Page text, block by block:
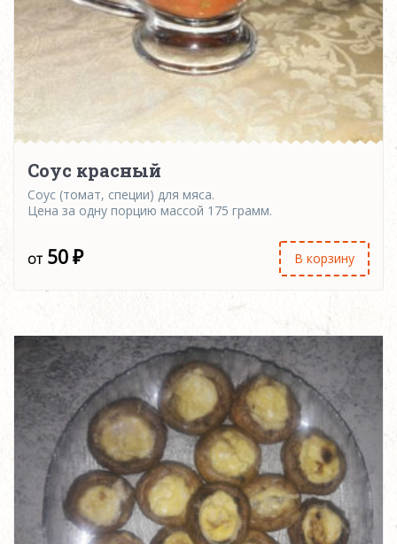
Соус красный
Соус (томат, специи) для мяса.
Цена за одну порцию массой 175 грамм.
50₽ В корзину